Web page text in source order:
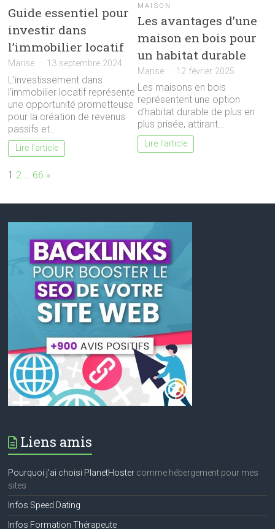
Guide essentiel pour
investir dans
l’immobilier locatif
Marise 13 septembre 2024
L’investissement dans
l’immobilier locatif représente
une opportunité prometteuse
pour la création de revenus
passifs et…
Lire l'article
MAISON
Les avantages d’une
maison en bois pour
un habitat durable
Marise 12 février 2025
Les maisons en bois
représentent une option
d’habitat durable de plus en
plus prisée, attirant…
Lire l'article
Page:
1 2 … 66 Next
»
Liens amis
Pourquoi j’ai choisi PlanetHoster comme hébergement pour mes
sites
Infos Speed Dating
Infos Formation Thérapeute